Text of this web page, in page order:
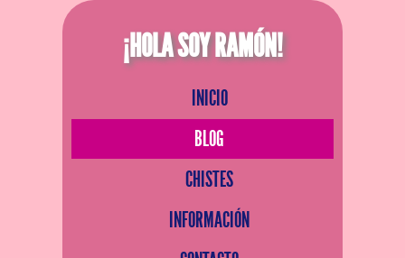
¡HOLA SOY RAMÓN!
INICIO
BLOG
CHISTES
INFORMACIÓN